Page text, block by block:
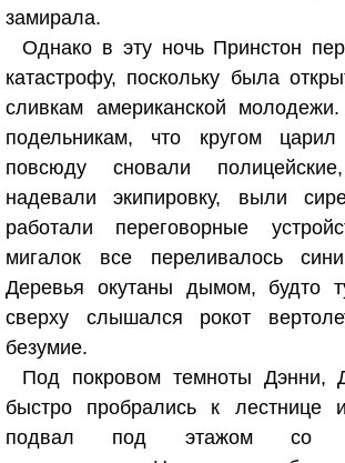
замирала.
Однако в эту ночь Принстон
катастрофу, поскольку была
сливкам американской
подельникам, что кругом
повсюду сновали
надевали экипировку, выли
работали переговорные
мигалок все переливалось
Деревья окутаны дымом, будто
сверху слышался рокот
безумие.
Под покровом темноты Дэнни,
быстро пробрались к лестнице
подвал под этажом со